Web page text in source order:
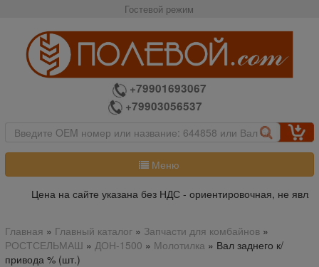
Гостевой режим
+79901693067
+79903056537
Меню
Цена на сайте указана без НДС - ориентировочная, не
Главная » Главный каталог» Запчасти для комбайнов»
РОСТСЕЛЬМАШ » ДОН-1500 » Молотилка » Вал заднего к/
привода % (шт.)